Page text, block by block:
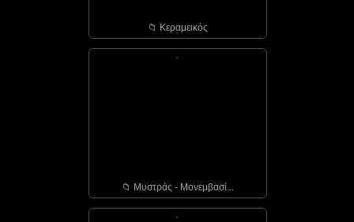
📁︎ Κεραμεικός
📁︎ Μυστράς - Μονεμβασί...